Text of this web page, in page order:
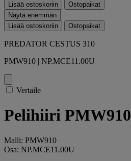
Lisää ostoskoriin
Ostopaikat
Näytä enemmän
Lisää ostoskoriin
Ostopaikat
PREDATOR CESTUS 310
PMW910 | NP.MCE11.00U
Vertaile
Pelihiiri PMW910
Malli: PMW910
Osa: NP.MCE11.00U